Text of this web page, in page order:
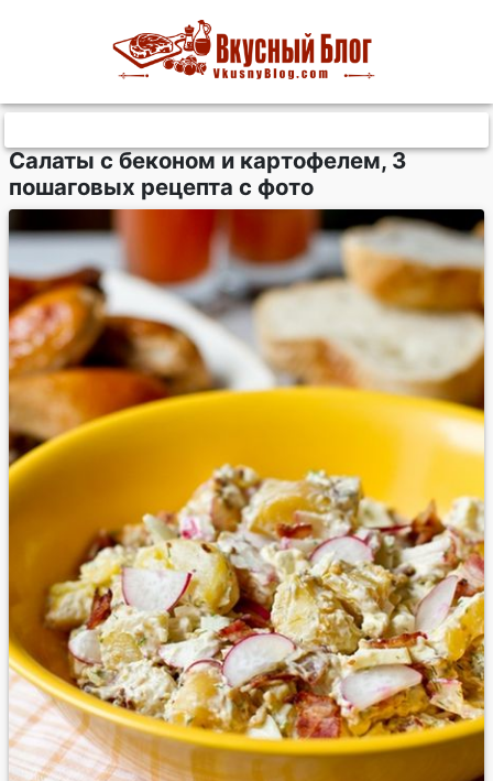
Салаты с беконом и картофелем, 3
пошаговых рецепта с фото